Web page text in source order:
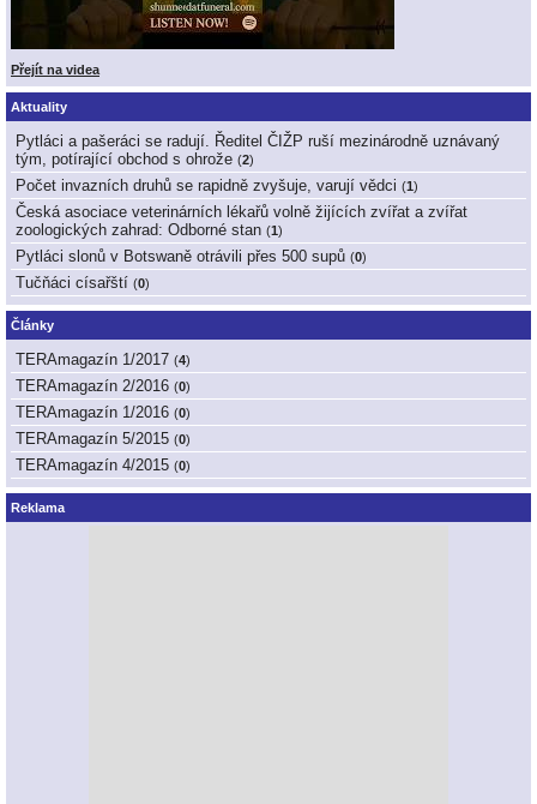
Přejít na videa
Aktuality
Pytláci a pašeráci se radují. Ředitel ČIŽP ruší mezinárodně uznávaný
tým, potírající obchod s ohrože (2)
Počet invazních druhů se rapidně zvyšuje, varují vědci (1 )
Česká asociace veterinárních lékařů volně žijících zvířat a zvířat
zoologických zahrad: Odborné stan (1 )
Pytláci slonů v Botswaně otrávili přes 500 supů (0)
Tučňáci císařští (0)
Články
TERAmagazín 1/2017 (4)
TERAmagazín 2/2016 (0)
TERAmagazín 1/2016 (0)
TERAmagazín 5/2015 (0)
TERAmagazín 4/2015 (0)
Reklama